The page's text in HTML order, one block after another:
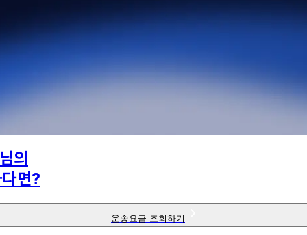
님의
면?
운송요금 조회하기